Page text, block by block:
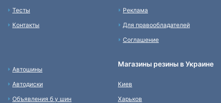
Тесты
Контакты
Реклама
Для правообладателей
Соглашение
Автошины
Автодиски
Объявления б у шин
Магазины резины в Украине
Киев
Харьков